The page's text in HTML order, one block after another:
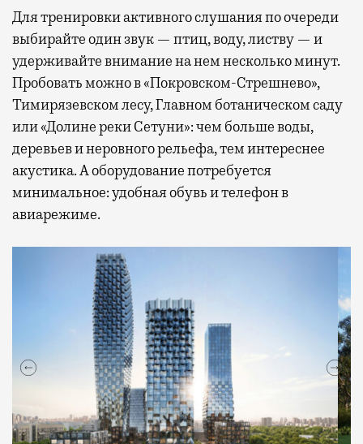
Для тренировки активного слушания по очереди
выбирайте один звук — птиц, воду, листву — и
удерживайте внимание на нем несколько минут.
Пробовать можно в «Покровском-Стрешнево»,
Тимирязевском лесу, Главном ботаническом саду
или «Долине реки Сетуни»: чем больше воды,
деревьев и неровного рельефа, тем интереснее
акустика. А оборудование потребуется
минимальное: удобная обувь и телефон в
авиарежиме.